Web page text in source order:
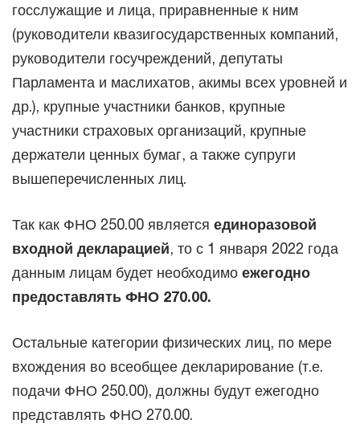
госслужащие и лица, приравненные к ним
(руководители квазигосударственных компаний,
руководители госучреждений, депутаты
Парламента и маслихатов, акимы всех уровней и
др.), крупные участники банков, крупные
участники страховых организаций, крупные
держатели ценных бумаг, а также супруги
вышеперечисленных лиц.
Так как ФНО 250.00 является единоразовой
входной декларацией, то с 1 января 2022 года
данным лицам будет необходимо ежегодно
предоставлять ФНО 270.00.
Остальные категории физических лиц, по мере
вхождения во всеобщее декларирование (т.е.
подачи ФНО 250.00), должны будут ежегодно
представлять ФНО 270.00.